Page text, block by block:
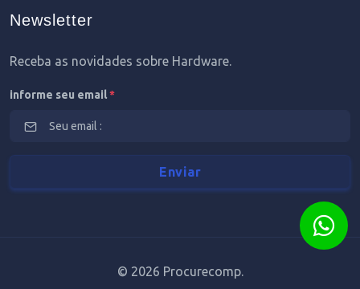
Newsletter
Receba as novidades sobre Hardware.
informe seu email*
© 2026 Procurecomp.